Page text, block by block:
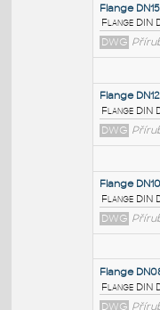
Flange
DWG
Flange
DWG